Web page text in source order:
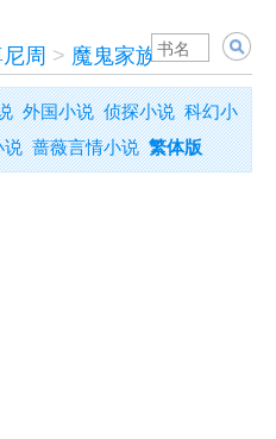
周 > 魔鬼家族
外国小说 侦探小说 科幻小
说 蔷薇言情小说 繁体版